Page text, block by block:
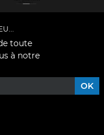
toute
à notre